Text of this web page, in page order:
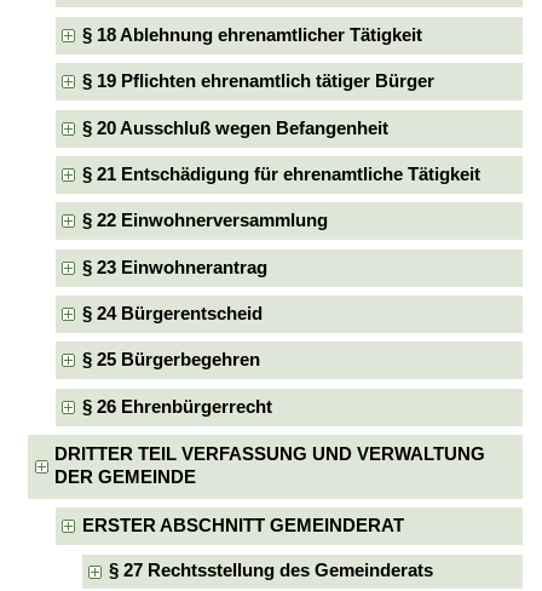
§ 18 Ablehnung ehrenamtlicher Tätigkeit
§ 19 Pflichten ehrenamtlich tätiger Bürger
§ 20 Ausschluß wegen Befangenheit
§ 21 Entschädigung für ehrenamtliche Tätigkeit
§ 22 Einwohnerversammlung
§ 23 Einwohnerantrag
§ 24 Bürgerentscheid
§ 25 Bürgerbegehren
§ 26 Ehrenbürgerrecht
DRITTER TEIL VERFASSUNG UND VERWALTUNG
DER GEMEINDE
ERSTER ABSCHNITT GEMEINDERAT
§ 27 Rechtsstellung des Gemeinderats